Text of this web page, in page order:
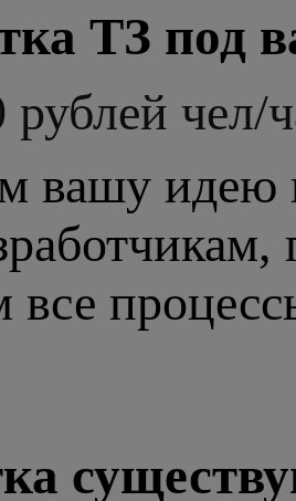
ТЗ под
рублей чел/
вашу идею
все